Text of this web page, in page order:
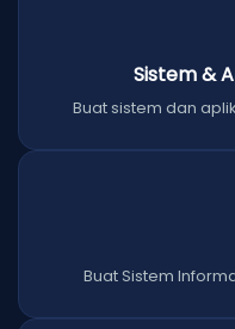
Sistem &
Buat sistem dan
Buat Sistem